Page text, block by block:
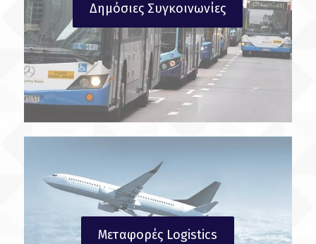
Δημόσιες Συγκοινωνίες
Μεταφορές Logistics